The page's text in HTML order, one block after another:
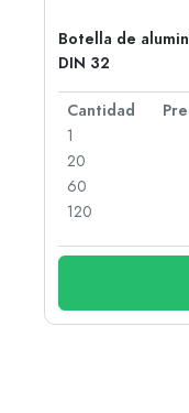
Botella de
DIN 32
Cantidad
1
20
60
120